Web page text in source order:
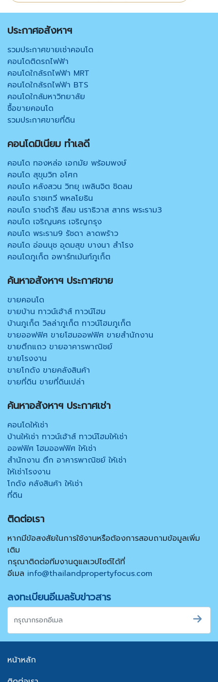
ประกาศอสังหาฯ
รวมประกาศขายเช่าคอนโด
คอนโดติดรถไฟฟ้า
คอนโดใกล้รถไฟฟ้า MRT
คอนโดใกล้รถไฟฟ้า BTS
คอนโดใกล้มหาวิทยาลัย
ซื้อขายคอนโด
รวมประกาศขายที่ดิน
คอนโดมิเนียม ทำเลดี
คอนโด ทองหล่อ เอกมัย พร้อมพงษ์
คอนโด สุขุมวิท อโศก
คอนโด หลังสวน วิทยุ เพลินจิต ชิดลม
คอนโด ราชเทวี พหลโยธิน
คอนโด ราชดำริ สีลม นราธิวาส สาทร พระราม3
คอนโด เจริญนคร เจริญกรุง
คอนโด พระราม9 รัชดา ลาดพร้าว
คอนโด อ่อนนุช อุดมสุข บางนา สำโรง
คอนโดภูเก็ต อพาร์ทเม้นท์ภูเก็ต
ค้นหาอสังหาฯ ประกาศขาย
ขายคอนโด
ขายบ้าน ทาวน์เฮ้าส์ ทาวน์โฮม
บ้านภูเก็ต วิลล่าภูเก็ต ทาวน์โฮมภูเก็ต
ขายออฟฟิศ ขายโฮมออฟฟิศ ขายสำนักงาน
ขายตึกแถว ขายอาคารพาณิชย์
ขายโรงงาน
ขายโกดัง ขายคลังสินค้า
ขายที่ดิน ขายที่ดินเปล่า
ค้นหาอสังหาฯ ประกาศเช่า
คอนโดให้เช่า
บ้านให้เช่า ทาวน์เฮ้าส์ ทาวน์โฮมให้เช่า
ออฟฟิศ โฮมออฟฟิศ ให้เช่า
สำนักงาน ตึก อาคารพาณิชย์ ให้เช่า
ให้เช่าโรงงาน
โกดัง คลังสินค้า ให้เช่า
ที่ดิน
ติดต่อเรา
หากมีข้อสงสัยในการใช้งานหรือต้องการสอบถามข้อมูลเพิ่ม
เติม
กรุณาติดต่อทีมงานดูแลเวปไซต์ได้ที่
อีเมล info@thailandpropertyfocus.com
ลงทะเบียนอีเมลรับข่าวสาร
หน้าหลัก